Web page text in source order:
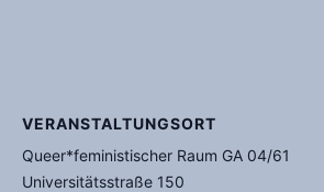
VERANSTALTUNGSORT
Queer*feministischer Raum GA 04/61
Universitätsstraße 150